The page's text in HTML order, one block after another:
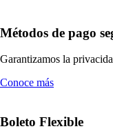
Métodos de pago
Garantizamos la
Conoce más
Boleto Flexible